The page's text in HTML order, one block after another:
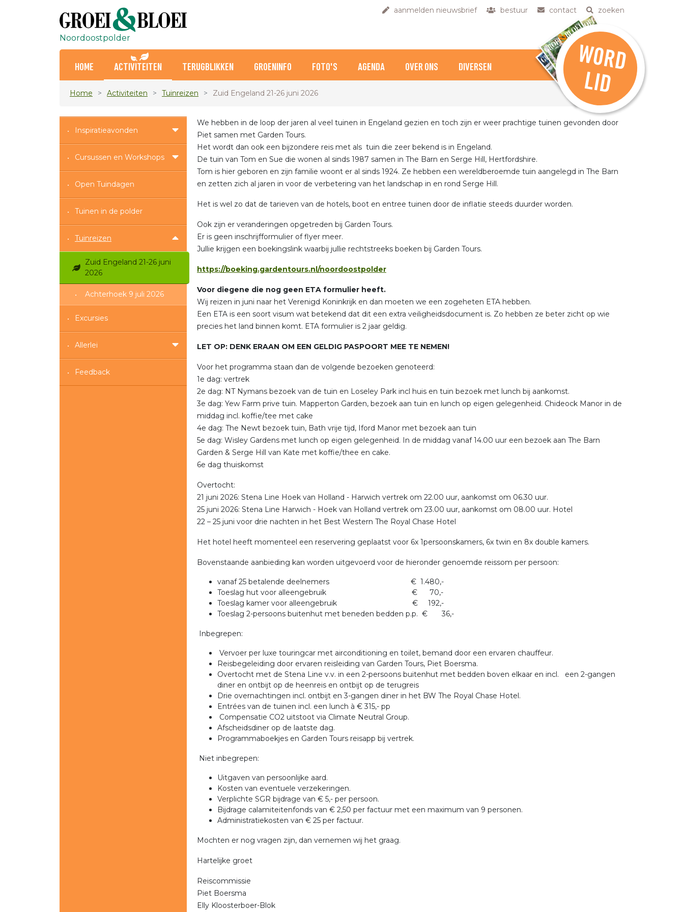
aanmelden nieuwsbrief bestuur contact zoeken
Noordoostpolder
HOME ACTIVITEITEN TERUGBLIKKEN GROENINFO FOTO'S AGENDA OVER ONS DIVERSEN W
O
R
D
L
ID
Home Activiteiten Tuinreizen Zuid Engeland 21-26 juni 2026
Inspiratieavonden
Cursussen en Workshops
Open Tuindagen
Tuinen in de polder
Tuinreizen
Zuid Engeland 21-26 juni
2026
Achterhoek 9 juli 2026
Excursies
Allerlei
Feedback
We hebben in de loop der jaren al veel tuinen in Engeland gezien en toch zijn er weer prachtige tuinen gevonden door
Piet samen met Garden Tours.
Het wordt dan ook een bijzondere reis met als tuin die zeer bekend is in Engeland.
De tuin van Tom en Sue die wonen al sinds 1987 samen in The Barn en Serge Hill, Hertfordshire.
Tom is hier geboren en zijn familie woont er al sinds 1924. Ze hebben een wereldberoemde tuin aangelegd in The Barn
en zetten zich al jaren in voor de verbetering van het landschap in en rond Serge Hill.
Het is wel zo dat de tarieven van de hotels, boot en entree tuinen door de inflatie steeds duurder worden.
Ook zijn er veranderingen opgetreden bij Garden Tours.
Er is geen inschrijfformulier of flyer meer.
Jullie krijgen een boekingslink waarbij jullie rechtstreeks boeken bij Garden Tours.
https://boeking.gardentours.nl/noordoostpolder
Voor diegene die nog geen ETA formulier heeft.
Wij reizen in juni naar het Verenigd Koninkrijk en dan moeten we een zogeheten ETA hebben.
Een ETA is een soort visum wat betekend dat dit een extra veiligheidsdocument is. Zo hebben ze beter zicht op wie
precies het land binnen komt. ETA formulier is 2 jaar geldig.
LET OP: DENK ERAAN OM EEN GELDIG PASPOORT MEE TE NEMEN!
Voor het programma staan dan de volgende bezoeken genoteerd:
1e dag: vertrek
2e dag: NT Nymans bezoek van de tuin en Loseley Park incl huis en tuin bezoek met lunch bij aankomst.
3e dag: Yew Farm prive tuin. Mapperton Garden, bezoek aan tuin en lunch op eigen gelegenheid. Chideock Manor in de
middag incl. koffie/tee met cake
4e dag: The Newt bezoek tuin, Bath vrije tijd, Iford Manor met bezoek aan tuin
5e dag: Wisley Gardens met lunch op eigen gelegenheid. In de middag vanaf 14.00 uur een bezoek aan The Barn
Garden & Serge Hill van Kate met koffie/thee en cake.
6e dag thuiskomst
Overtocht:
21 juni 2026: Stena Line Hoek van Holland - Harwich vertrek om 22.00 uur, aankomst om 06.30 uur.
25 juni 2026: Stena Line Harwich - Hoek van Holland vertrek om 23.00 uur, aankomst om 08.00 uur. Hotel
22 – 25 juni voor drie nachten in het Best Western The Royal Chase Hotel
Het hotel heeft momenteel een reservering geplaatst voor 6x 1persoonskamers, 6x twin en 8x double kamers.
Bovenstaande aanbieding kan worden uitgevoerd voor de hieronder genoemde reissom per persoon:
vanaf 25 betalende deelnemers € 1.480,-
Toeslag hut voor alleengebruik € 70,-
Toeslag kamer voor alleengebruik € 192,-
Toeslag 2-persoons buitenhut met beneden bedden p.p. € 36,-
Inbegrepen:
Vervoer per luxe touringcar met airconditioning en toilet, bemand door een ervaren chauffeur.
Reisbegeleiding door ervaren reisleiding van Garden Tours, Piet Boersma.
Overtocht met de Stena Line v.v. in een 2-persoons buitenhut met bedden boven elkaar en incl. een 2-gangen
diner en ontbijt op de heenreis en ontbijt op de terugreis
Drie overnachtingen incl. ontbijt en 3-gangen diner in het BW The Royal Chase Hotel.
Entrées van de tuinen incl. een lunch à € 315,- pp
Compensatie CO2 uitstoot via Climate Neutral Group.
Afscheidsdiner op de laatste dag.
Programmaboekjes en Garden Tours reisapp bij vertrek.
Niet inbegrepen:
Uitgaven van persoonlijke aard.
Kosten van eventuele verzekeringen.
Verplichte SGR bijdrage van € 5,- per persoon.
Bijdrage calamiteitenfonds van € 2,50 per factuur met een maximum van 9 personen.
Administratiekosten van € 25 per factuur.
Mochten er nog vragen zijn, dan vernemen wij het graag.
Hartelijke groet
Reiscommissie
Piet Boersma
Elly Kloosterboer-Blok